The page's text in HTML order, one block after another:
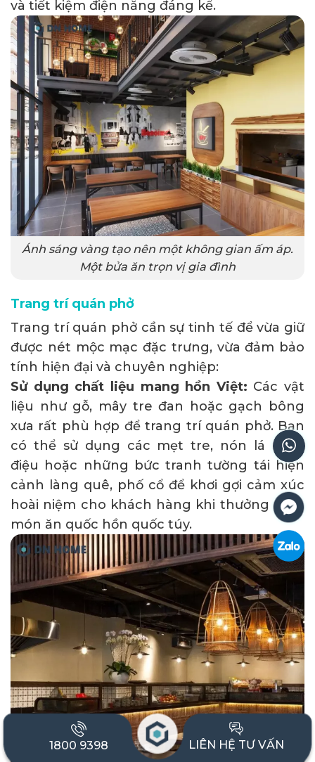
và tiết kiệm điện năng đáng kể.
Ánh sáng vàng tạo nên một không gian ấm áp.
Một bửa ăn trọn vị gia đình
Trang trí quán phở
Trang trí quán phở cần sự tinh tế để vừa giữ
được nét mộc mạc đặc trưng, vừa đảm bảo
tính hiện đại và chuyên nghiệp:
Sử dụng chất liệu mang hồn Việt: Các vật
liệu như gỗ, mây tre đan hoặc gạch bông
xưa rất phù hợp để trang trí quán phở. Bạn
có thể sử dụng các mẹt tre, nón lá cách
điệu hoặc những bức tranh tường tái hiện
cảnh làng quê, phố cổ để khơi gợi cảm xúc
hoài niệm cho khách hàng khi thưởng thức
món ăn quốc hồn quốc túy.
1800 9398 LIÊN HỆ TƯ VẤN